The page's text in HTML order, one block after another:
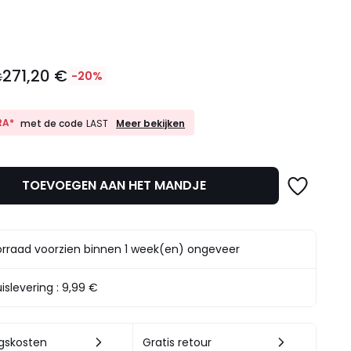
271,20 € -20%
met de code LAST
10%
LAST
Meer bekijken
TOEVOEGEN AAN HET MANDJE
voorzien binnen 1 week(en) ongeveer
:9,99 €
Gratis retour